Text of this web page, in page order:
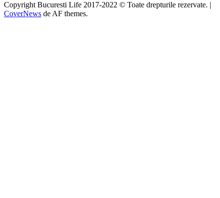
Copyright Bucuresti Life 2017-2022 © Toate drepturile rezervate. |
CoverNews de AF themes.